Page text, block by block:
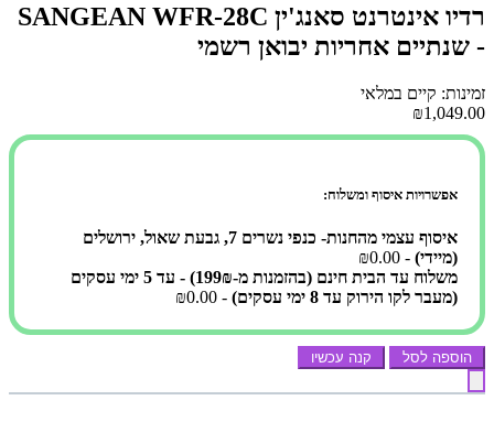
רדיו אינטרנט סאנג'ין SANGEAN WFR-28C
- שנתיים אחריות יבואן רשמי
זמינות: קיים במלאי
₪1,049.00
אפשרויות איסוף ומשלוח:
איסוף עצמי מהחנות- כנפי נשרים 7, גבעת שאול, ירושלים
(מיידי) - ₪0.00
משלוח עד הבית חינם (בהזמנות מ-199₪) - עד 5 ימי עסקים
(מעבר לקו הירוק עד 8 ימי עסקים)
- ₪0.00
הוספה לסל קנה עכשיו